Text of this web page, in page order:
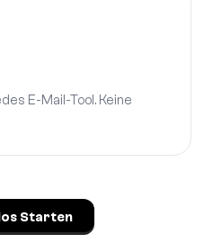
E-Mail-Tool. Keine
Starten